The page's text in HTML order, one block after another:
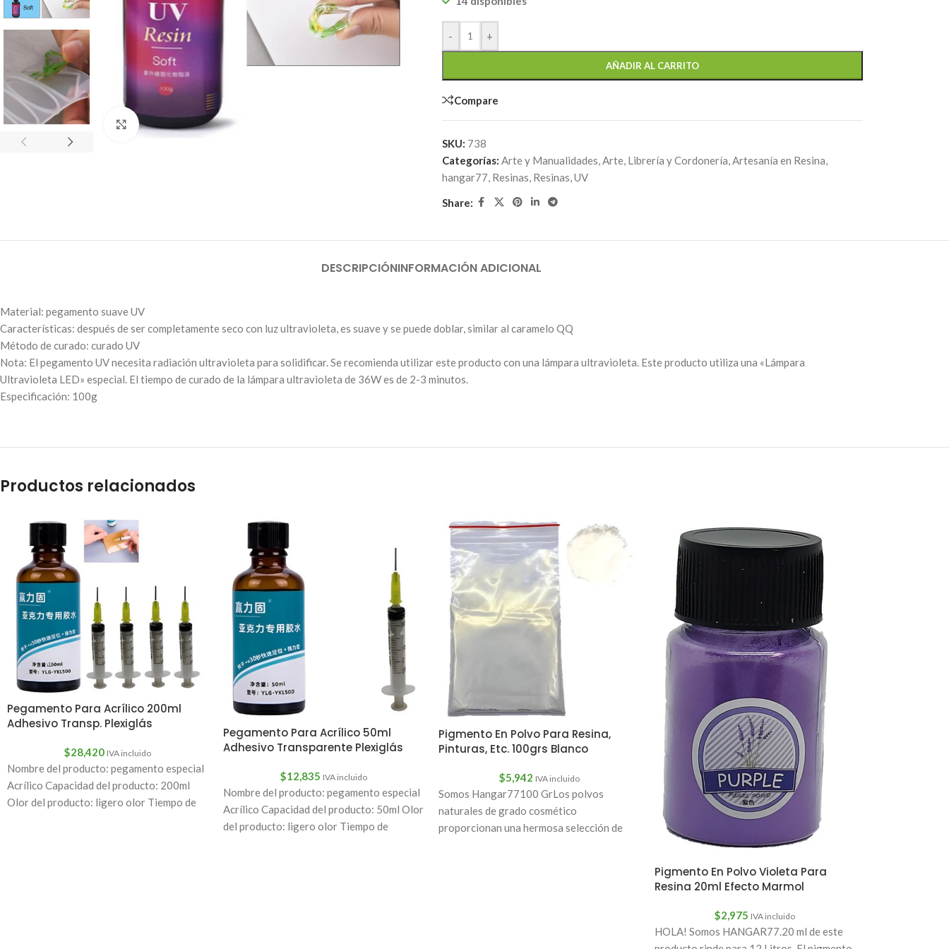
Click to enlarge
- +
AÑADIR AL CARRITO
Compare
SKU: 738
Categorías: Arte y Manualidades,Arte, Librería y Cordonería,Artesanía en Resina,
hangar77, Resinas, Resinas,UV
Share:
DESCRIPCIÓNINFORMACIÓN ADICIONAL
Material: pegamento suave UV
Características: después de ser completamente seco con luz ultravioleta, es suave y se puede doblar, similar al caramelo QQ
Método de curado: curado UV
Nota: El pegamento UV necesita radiación ultravioleta para solidificar. Se recomienda utilizar este producto con una lámpara ultravioleta. Este producto utiliza una «Lámpara
Ultravioleta LED» especial. El tiempo de curado de la lámpara ultravioleta de 36W es de 2-3 minutos.
Especificación: 100g
Productos relacionados
Pegamento Para Acrílico 200ml
Adhesivo Transp. Plexiglás
$28,420 IVA incluido
Nombre del producto: pegamento especial
Acrílico Capacidad del producto: 200ml
Olor del producto: ligero olor Tiempo de
Pegamento Para Acrílico 50ml
Adhesivo Transparente Plexiglás
$12,835 IVA incluido
Nombre del producto: pegamento especial
Acrílico Capacidad del producto: 50ml Olor
del producto: ligero olor Tiempo de
Pigmento En Polvo Para Resina,
Pinturas, Etc. 100grs Blanco
$5,942 IVA incluido
Somos Hangar77100 GrLos polvos
naturales de grado cosmético
proporcionan una hermosa selección de
Pigmento En Polvo Violeta Para
Resina 20ml Efecto Marmol
$2,975 IVA incluido
HOLA! Somos HANGAR77.20 ml de este